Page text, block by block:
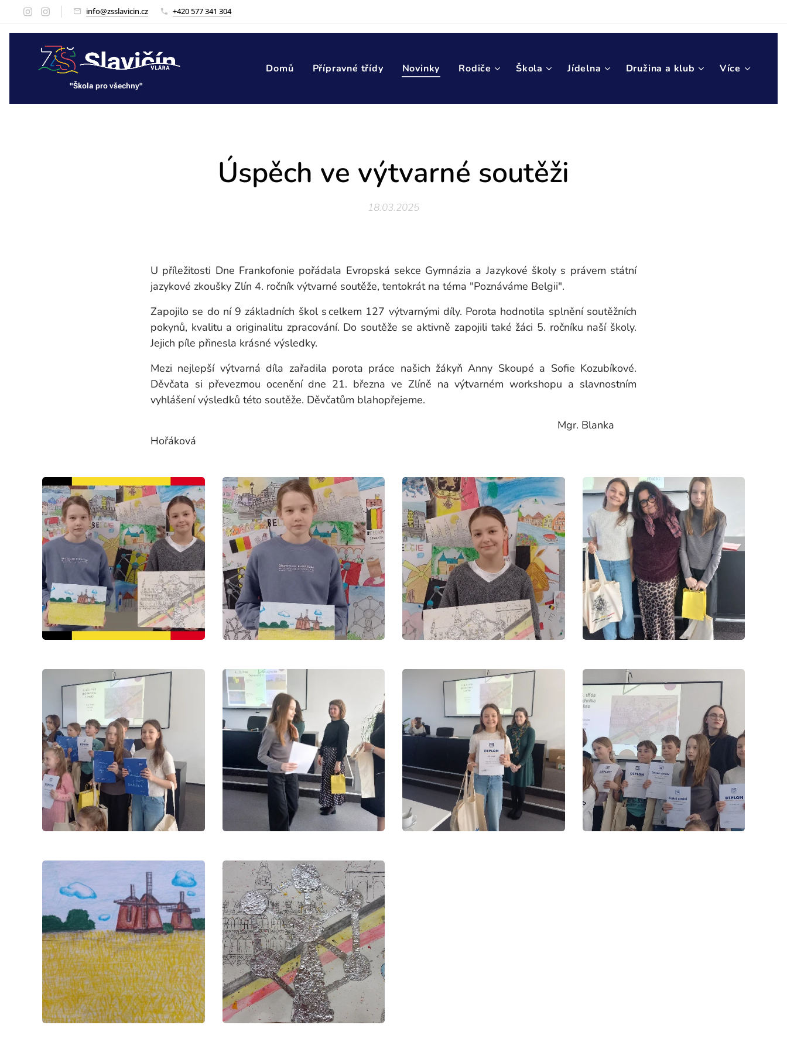
info@zsslavicin.cz +420 577 341 304
"Škola pro všechny"
Domů Přípravné třídy Novinky Rodiče Škola Jídelna Družina a klub Více
Úspěch ve výtvarné soutěži
18.03.2025
U příležitosti Dne Frankofonie pořádala Evropská sekce Gymnázia a Jazykové školy s právem státní
jazykové zkoušky Zlín 4. ročník výtvarné soutěže, tentokrát na téma "Poznáváme Belgii".
Zapojilo se do ní 9 základních škol s celkem 127 výtvarnými díly. Porota hodnotila splnění soutěžních
pokynů, kvalitu a originalitu zpracování. Do soutěže se aktivně zapojili také žáci 5. ročníku naší školy.
Jejich píle přinesla krásné výsledky.
Mezi nejlepší výtvarná díla zařadila porota práce našich žákyň Anny Skoupé a Sofie Kozubíkové.
Děvčata si převezmou ocenění dne 21. března ve Zlíně na výtvarném workshopu a slavnostním
vyhlášení výsledků této soutěže. Děvčatům blahopřejeme.
Mgr. Blanka
Hořáková